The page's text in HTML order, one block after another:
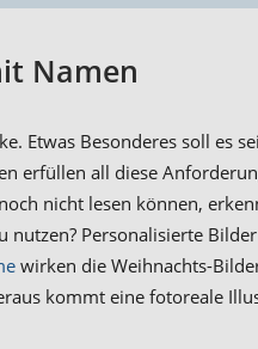
Namen
Etwas Besonderes soll es
erfüllen all diese
nicht lesen können,
Personalisierte
wirken die Weihnachts-
kommt eine fotoreale